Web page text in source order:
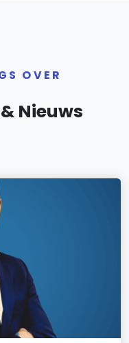
OVER
Nieuws